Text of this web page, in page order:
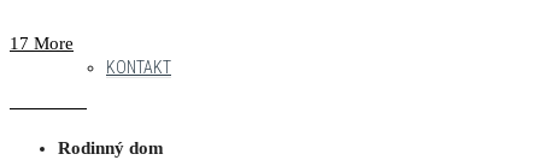
KONTAKT
17 More
Rodinný dom